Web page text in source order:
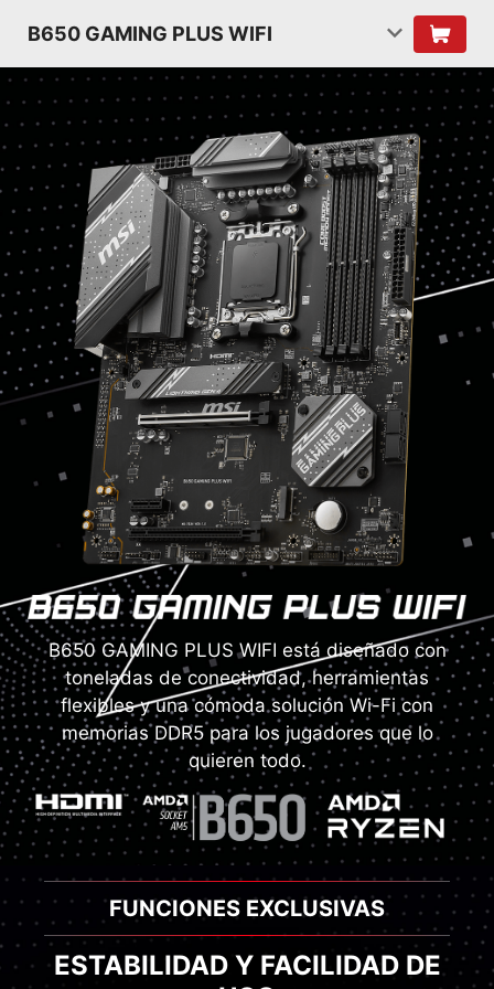
B650 GAMING PLUS WIFI
B650 GAMING PLUS WIFI está diseñado con
toneladas de conectividad, herramientas
flexibles y una cómoda solución Wi-Fi con
memorias DDR5 para los jugadores que lo
quieren todo.
FUNCIONES EXCLUSIVAS
ESTABILIDAD Y FACILIDAD DE